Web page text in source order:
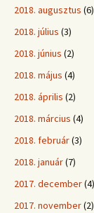
2018. augusztus (6)
2018. július (3)
2018. június (2)
2018. május (4)
2018. április (2)
2018. március (4)
2018. február(3)
2018. január(7)
2017. december(4)
2017. november(2)